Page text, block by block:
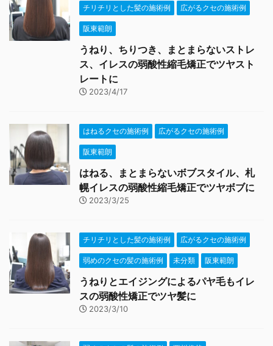
チリチリとした髪の施術例 広がるクセの施術例
阪東範朗
うねり、ちりつき、まとまらないストレ
ス、イレスの弱酸性縮毛矯正でツヤスト
レートに
2023/4/17
はねるクセの施術例 広がるクセの施術例
阪東範朗
はねる、まとまらないボブスタイル、札
幌イレスの弱酸性縮毛矯正でツヤボブに
2023/3/25
チリチリとした髪の施術例 広がるクセの施術例
弱めのクセの髪の施術例 未分類 阪東範朗
うねりとエイジングによるパヤ毛もイレ
スの弱酸性矯正でツヤ髪に
2023/3/10